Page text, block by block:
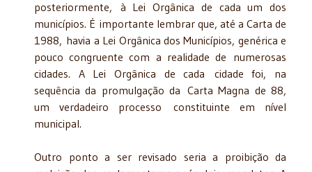
posteriormente, à Lei Orgânica de cada um dos
municípios. É importante lembrar que, até a Carta de
1988, havia a Lei Orgânica dos Municípios, genérica e
pouco congruente com a realidade de numerosas
cidades. A Lei Orgânica de cada cidade foi, na
sequência da promulgação da Carta Magna de 88,
um verdadeiro processo constituinte em nível
municipal.
Outro ponto a ser revisado seria a proibição da